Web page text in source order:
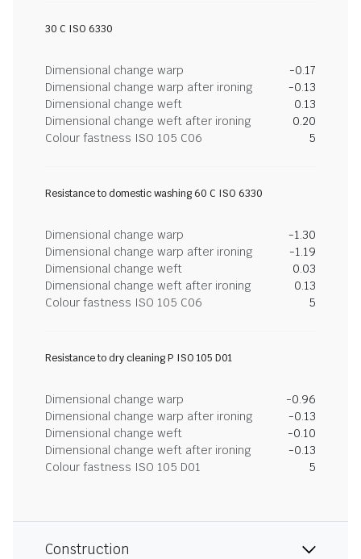
30 C ISO 6330
Dimensional change warp
-0.17
Dimensional change warp after ironing
-0.13
Dimensional change weft
0.13
Dimensional change weft after ironing
0.20
Colour fastness ISO 105 C06
5
Resistance to domestic washing 60 C ISO 6330
Dimensional change warp
-1.30
Dimensional change warp after ironing
-1.19
Dimensional change weft
0.03
Dimensional change weft after ironing
0.13
Colour fastness ISO 105 C06
5
Resistance to dry cleaning P ISO 105 D01
Dimensional change warp
-0.96
Dimensional change warp after ironing
-0.13
Dimensional change weft
-0.10
Dimensional change weft after ironing
-0.13
Colour fastness ISO 105 D01
5
Construction